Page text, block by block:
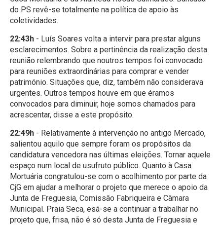
do PS revê-se totalmente na política de apoio às
coletividades.
22:43h - Luís Soares volta a intervir para prestar alguns
esclarecimentos. Sobre a pertinência da realização desta
reunião relembrando que noutros tempos foi convocado
para reuniões extraordinárias para comprar e vender
património. Situações que, diz, também não considerava
urgentes. Outros tempos houve em que éramos
convocados para diminuir, hoje somos chamados para
acrescentar, disse a este propósito.
22:49h - Relativamente à intervenção no antigo Mercado,
salientou aquilo que sempre foram os propósitos da
candidatura vencedora nas últimas eleições. Tornar aquele
espaço num local de usufruto público. Quanto à Casa
Mortuária congratulou-se com o acolhimento por parte da
CjG em ajudar a melhorar o projeto que merece o apoio da
Junta de Freguesia, Comissão Fabriqueira e Câmara
Municipal. Praia Seca, esá-se a continuar a trabalhar no
projeto que, frisa, não é só desta Junta de Freguesia e